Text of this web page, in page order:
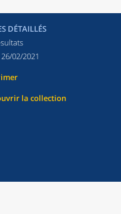
DÉTAILLÉS
26/02/2021
la collection